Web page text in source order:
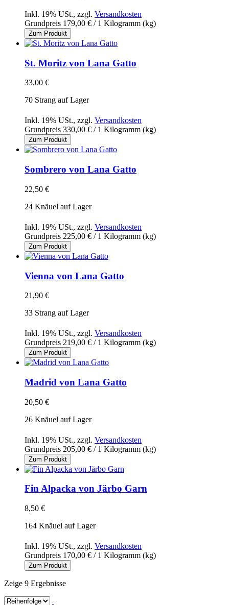
Inkl. 19% USt., zzgl. Versandkosten
Grundpreis 179,00 € / 1 Kilogramm (kg)
Zum Produkt
St. Moritz von Lana Gatto
33,00 €
70 Strang auf Lager
Inkl. 19% USt., zzgl. Versandkosten
Grundpreis 330,00 € / 1 Kilogramm (kg)
Zum Produkt
Sombrero von Lana Gatto
22,50 €
24 Knäuel auf Lager
Inkl. 19% USt., zzgl. Versandkosten
Grundpreis 225,00 € / 1 Kilogramm (kg)
Zum Produkt
Vienna von Lana Gatto
21,90 €
33 Strang auf Lager
Inkl. 19% USt., zzgl. Versandkosten
Grundpreis 219,00 € / 1 Kilogramm (kg)
Zum Produkt
Madrid von Lana Gatto
20,50 €
26 Knäuel auf Lager
Inkl. 19% USt., zzgl. Versandkosten
Grundpreis 205,00 € / 1 Kilogramm (kg)
Zum Produkt
Fin Alpacka von Järbo Garn
8,50 €
164 Knäuel auf Lager
Inkl. 19% USt., zzgl. Versandkosten
Grundpreis 170,00 € / 1 Kilogramm (kg)
Zum Produkt
Zeige 9 Ergebnisse